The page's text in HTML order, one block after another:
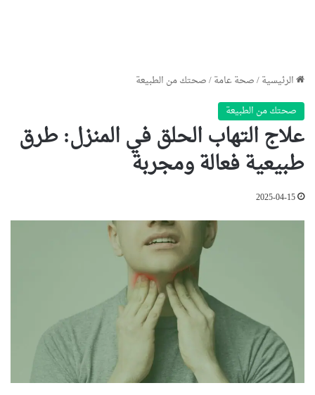
الرئيسية/صحة عامة/صحتك من الطبيعة
صحتك من الطبيعة
علاج التهاب الحلق في المنزل: طرق
طبيعية فعالة ومجربة
2025-04-15